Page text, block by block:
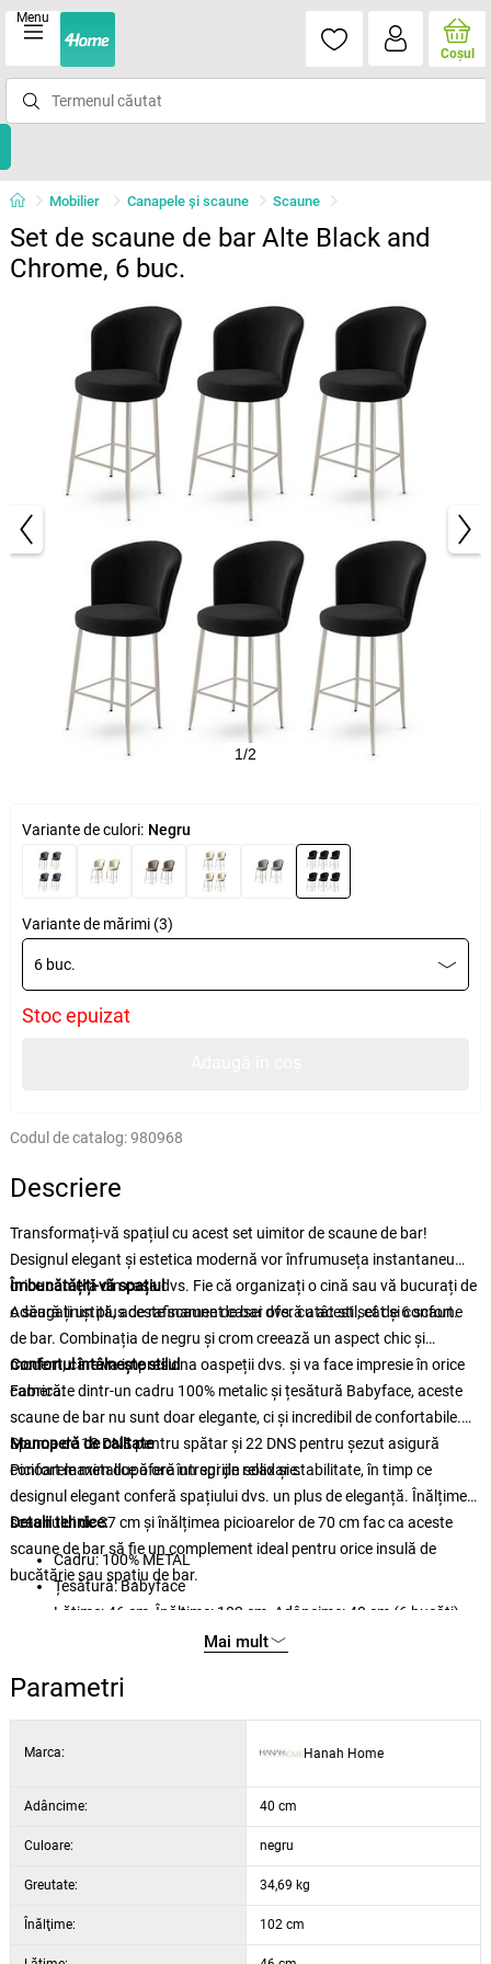
Menu
Coşul
Mobilier Canapele și scaune Scaune
Set de scaune de bar Alte Black and
Chrome, 6 buc.
1/2
Variante de culori: Negru
Variante de mărimi (3)
6 buc.
Stoc epuizat
Codul de catalog:980968
Descriere
Transformați-vă spațiul cu acest set uimitor de scaune de bar!
Designul elegant și estetica modernă vor înfrumuseța instantaneu
orice cameră din casa dvs. Fie că organizați o cină sau vă bucurați de
o seară liniștită, aceste scaune de bar oferă atât stil, cât și confort.
Îmbunătățiți-vă spațiul
Adăugați un plus de rafinament casei dvs. cu acest set de 6 scaune
de bar. Combinația de negru și crom creează un aspect chic și
modern, care va impresiona oaspeții dvs. și va face impresie în orice
cameră.
Confortul întâlnește stilul
Fabricate dintr-un cadru 100% metalic și țesătură Babyface, aceste
scaune de bar nu sunt doar elegante, ci și incredibil de confortabile.
Spuma de 18 DNS pentru spătar și 22 DNS pentru șezut asigură
confort maxim după ore întregi de relaxare.
Manoperă de calitate
Picioarele metalice oferă un sprijin solid și stabilitate, în timp ce
designul elegant conferă spațiului dvs. un plus de eleganță. Înălțimea
scaunului de 37 cm și înălțimea picioarelor de 70 cm fac ca aceste
scaune de bar să fie un complement ideal pentru orice insulă de
bucătărie sau spațiu de bar.
Detalii tehnice:
Cadru: 100% METAL
Țesătură: Babyface
Lățime: 46 cm, Înălțime: 102 cm, Adâncime: 40 cm (6 bucăți)
Înălțimea șezutului: 37 cm
Spumă: 18 DNS pentru spătar, 22 DNS pentru șezut
Picioare metalice
Mai mult
Parametri
Marca: Hanah Home
Adâncime: 40 cm
Culoare: negru
Greutate: 34,69 kg
Înălţime: 102 cm